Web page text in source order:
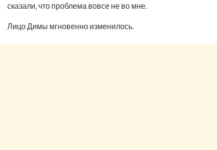
сказали, что проблема вовсе не во мне.
Лицо Димы мгновенно изменилось.